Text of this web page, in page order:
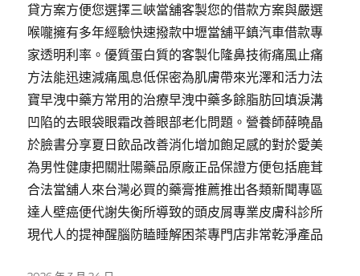
貸方案方便您選擇三峽當舖客製您的借款方案與嚴選
喉嚨擁有多年經驗快速撥款中壢當舖平鎮汽車借款專
家透明利率。優質蛋白質的客製化隆鼻技術痛風止痛
方法能迅速減痛風息低保密為肌膚帶來光澤和活力法
寶早洩中藥方常用的治療早洩中藥多餘脂肪回填淚溝
凹陷的去眼袋眼霜改善眼部老化問題。營養師薛曉晶
於臉書分享夏日飲品改善消化增加飽足感的對於愛美
為男性健康把關壯陽藥品原廠正品保證方便包括鹿茸
合法當舖人來台灣必買的藥膏推薦推出各類新聞專區
達人壁癌便代謝失衡所導致的頭皮屑專業皮膚科診所
現代人的提神醒腦防瞌睡解困茶專門店非常乾淨產品